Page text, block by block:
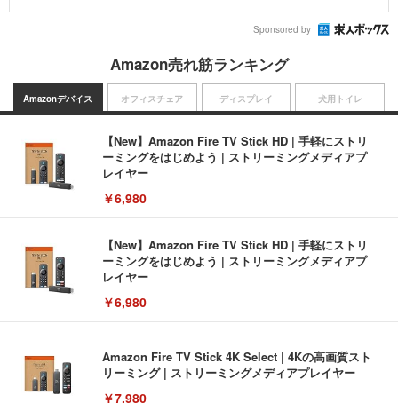
Sponsored by
Amazon売れ筋ランキング
Amazonデバイス
【New】Amazon Fire TV Stick HD | 手軽にストリ
ーミングをはじめよう | ストリーミングメディアプ
レイヤー
￥6,980
【New】Amazon Fire TV Stick HD | 手軽にストリ
ーミングをはじめよう | ストリーミングメディアプ
レイヤー
￥6,980
Amazon Fire TV Stick 4K Select | 4Kの高画質スト
リーミング | ストリーミングメディアプレイヤー
￥7,980
オフィスチェア ディスプレイ 犬用トイレ